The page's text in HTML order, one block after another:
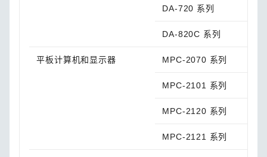
DA-720 系列
DA-820C 系列
平板计算机和显示器 MPC-2070 系列
MPC-2101 系列
MPC-2120 系列
MPC-2121 系列